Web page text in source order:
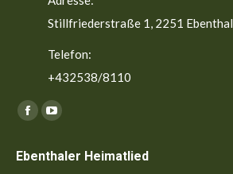
Stillfriederstraße 1, 2251 Ebenthal
Telefon:
+432538/8110
Finden Sie uns auf:
Facebook
opens
YouTube
opens
Ebenthaler Heimatlied